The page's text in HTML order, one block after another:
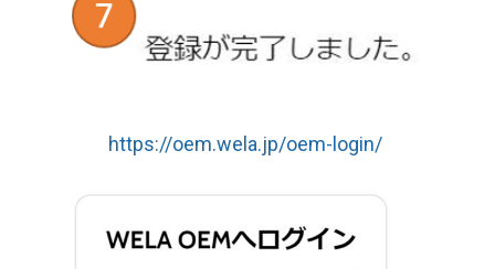
https://oem.wela.jp/oem-login/